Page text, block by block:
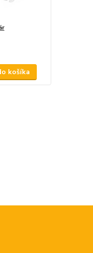
košíka